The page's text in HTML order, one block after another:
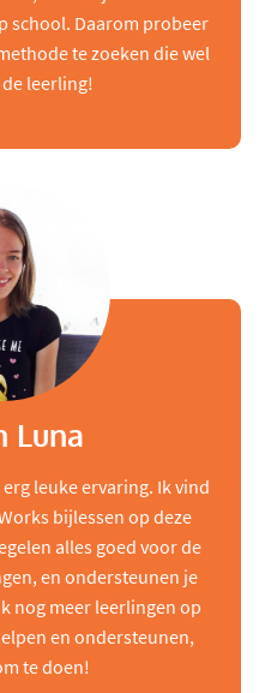
school. Daarom probeer
te zoeken die wel
leerling!
Luna
leuke ervaring. Ik vind
bijlessen op deze
alles goed voor de
en ondersteunen je
nog meer leerlingen op
en ondersteunen,
te doen!